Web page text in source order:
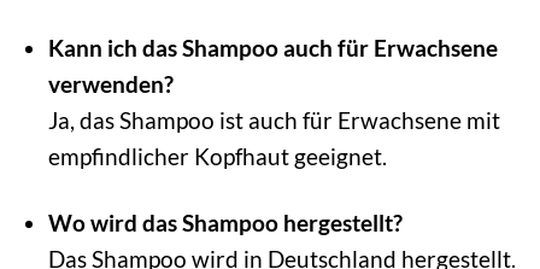
Kann ich das Shampoo auch für Erwachsene
verwenden?
Ja, das Shampoo ist auch für Erwachsene mit
empfindlicher Kopfhaut geeignet.
Wo wird das Shampoo hergestellt?
Das Shampoo wird in Deutschland hergestellt.